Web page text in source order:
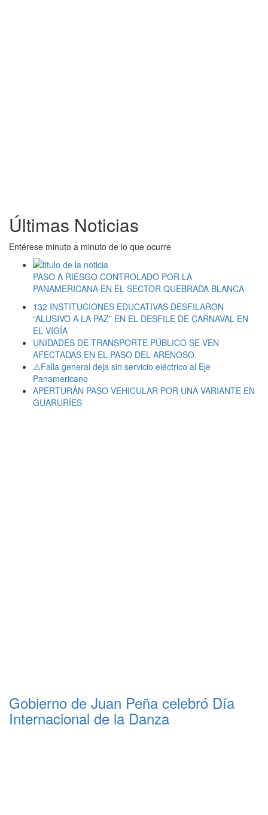
Últimas Noticias
Entérese minuto a minuto de lo que ocurre
PASO A RIESGO CONTROLADO POR LA
PANAMERICANA EN EL SECTOR QUEBRADA BLANCA
132 INSTITUCIONES EDUCATIVAS DESFILARON
“ALUSIVO A LA PAZ” EN EL DESFILE DE CARNAVAL EN
EL VIGÍA
UNIDADES DE TRANSPORTE PÚBLICO SE VEN
AFECTADAS EN EL PASO DEL ARENOSO.
⚠️Falla general deja sin servicio eléctrico al Eje
Panamericano
APERTURÁN PASO VEHICULAR POR UNA VARIANTE EN
GUARURÍES
Gobierno de Juan Peña celebró Día
Internacional de la Danza